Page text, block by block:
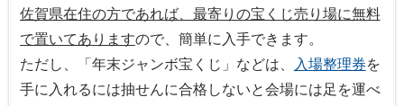
佐賀県在住の方であれば、最寄りの宝くじ売り場に無料
で置いてありますので、簡単に入手できます。
ただし、「年末ジャンボ宝くじ」などは、
入場整理券を
手に入れるには抽せんに合格しないと会場には足を運べ